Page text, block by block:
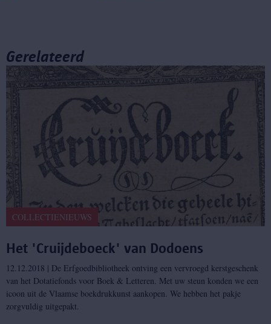
Gerelateerd
COLLECTIENIEUWS
Het 'Cruijdeboeck' van Dodoens
12.12.2018 | De Erfgoedbibliotheek ontving een vervroegd kerstgeschenk
van het Dotatiefonds voor Boek & Letteren. Met uw steun konden we een
icoon uit de Vlaamse boekdrukkunst aankopen. We hebben het pakje
zorgvuldig uitgepakt.